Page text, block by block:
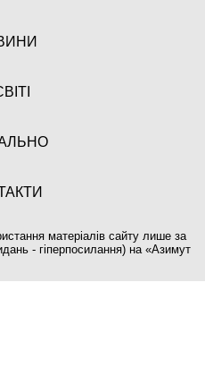
матеріалів сайту лише за
- гіперпосилання) на «Азимут